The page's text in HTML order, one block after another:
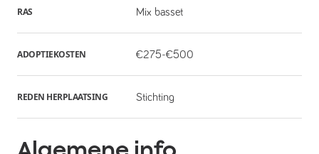
RAS Mix basset
ADOPTIEKOSTEN €275-€500
REDEN HERPLAATSING Stichting